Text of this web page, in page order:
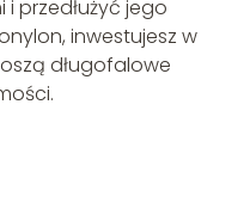
przedłużyć jego
inwestujesz w
długofalowe